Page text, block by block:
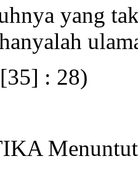
yang
: 28)